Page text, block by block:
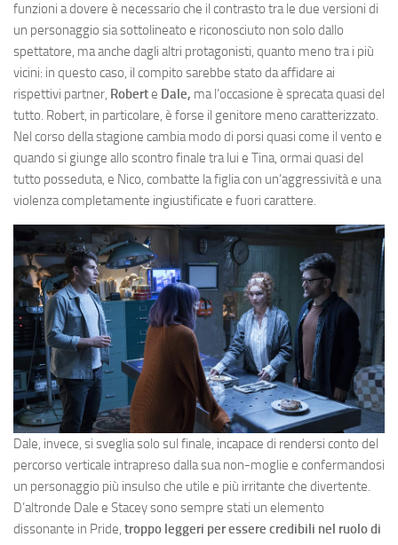
funzioni a dovere è necessario che il contrasto tra le due versioni di
un personaggio sia sottolineato e riconosciuto non solo dallo
spettatore, ma anche dagli altri protagonisti, quanto meno tra i più
vicini: in questo caso, il compito sarebbe stato da affidare ai
rispettivi partner, Roberte Dale, ma l’occasione è sprecata quasi del
tutto. Robert, in particolare, è forse il genitore meno caratterizzato.
Nel corso della stagione cambia modo di porsi quasi come il vento e
quando si giunge allo scontro finale tra lui e Tina, ormai quasi del
tutto posseduta, e Nico, combatte la figlia con un’aggressività e una
violenza completamente ingiustificate e fuori carattere.
Dale, invece, si sveglia solo sul finale, incapace di rendersi conto del
percorso verticale intrapreso dalla sua non-moglie e confermandosi
un personaggio più insulso che utile e più irritante che divertente.
D’altronde Dale e Stacey sono sempre stati un elemento
dissonante in Pride, troppo leggeri per essere credibili nel ruolo di